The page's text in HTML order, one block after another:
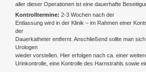
aller dieser Operationen ist eine dauerhafte
Kontrolltermine: 2-3 Wochen nach der
Entlassung wird in der Klinik – im Rahmen einer
der
Dauerkatheter entfernt. Anschließend sollte man
Urologen
wieder vorstellen. Hier erfolgen nach ca. einer
Urinkontrolle, eine Kontrolle des Harnstrahls sowie